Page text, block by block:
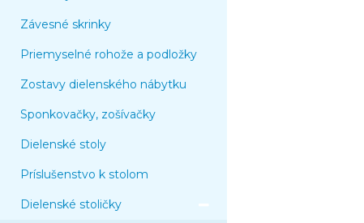
Závesné skrinky
Priemyselné rohože a podložky
Zostavy dielenského nábytku
Sponkovačky, zošívačky
Dielenské stoly
Príslušenstvo k stolom
Dielenské stoličky